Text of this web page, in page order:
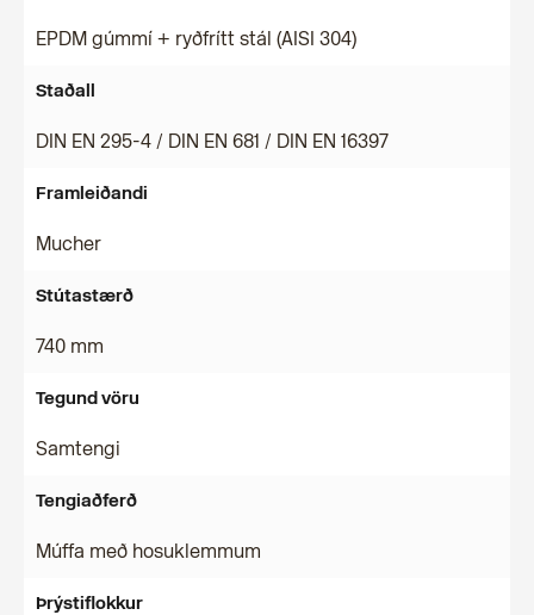
EPDM gúmmí + ryðfrítt stál (AISI 304)
Staðall
DIN EN 295-4 / DIN EN 681 / DIN EN 16397
Framleiðandi
Mucher
Stútastærð
740 mm
Tegund vöru
Samtengi
Tengiaðferð
Múffa með hosuklemmum
Þrýstiflokkur